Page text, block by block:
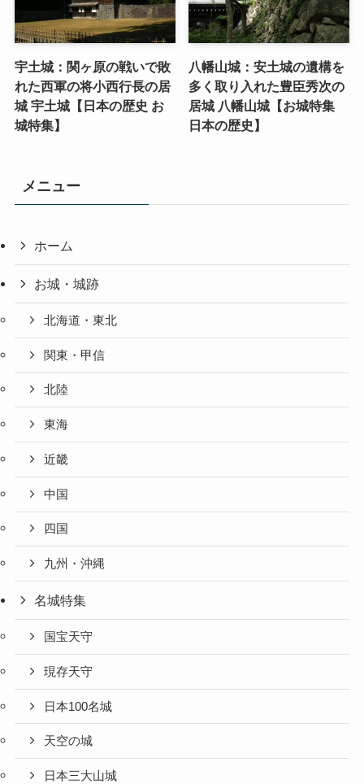
宇土城：関ヶ原の戦いで敗
れた西軍の将小西行長の居
城 宇土城【日本の歴史 お
城特集】
八幡山城：安土城の遺構を
多く取り入れた豊臣秀次の
居城 八幡山城【お城特集
日本の歴史】
メニュー
ホーム
お城・城跡
北海道・東北
関東・甲信
北陸
東海
近畿
中国
四国
九州・沖縄
名城特集
国宝天守
現存天守
日本100名城
天空の城
日本三大山城